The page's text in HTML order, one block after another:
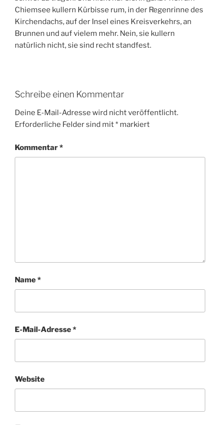
Chiemsee kullern Kürbisse rum, in der Regenrinne des
Kirchendachs, auf der Insel eines Kreisverkehrs, an
Brunnen und auf vielem mehr. Nein, sie kullern
natürlich nicht, sie sind recht standfest.
Schreibe einen Kommentar
Deine E-Mail-Adresse wird nicht veröffentlicht.
Erforderliche Felder sind mit* markiert
Kommentar*
Name*
E-Mail-Adresse*
Website